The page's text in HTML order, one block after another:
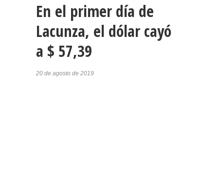
En el primer día de
Lacunza, el dólar cayó
a $ 57,39
20 de agosto de 2019